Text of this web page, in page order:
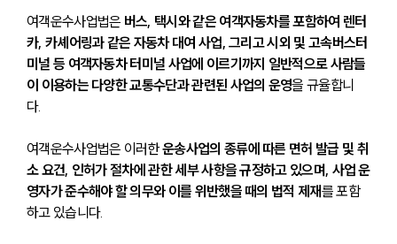
여객운수사업법은 버스, 택시와 같은 여객자동차를 포함하여 렌터
카, 카셰어링과 같은 자동차 대여 사업, 그리고 시외 및 고속버스터
미널 등 여객자동차 터미널 사업에 이르기까지 일반적으로 사람들
이 이용하는 다양한 교통수단과 관련된 사업의 운영을 규율합니
다.
여객운수사업법은 이러한 운송사업의 종류에 따른 면허 발급 및 취
소 요건, 인허가 절차에 관한 세부 사항을 규정하고 있으며, 사업 운
영자가 준수해야 할 의무와 이를 위반했을 때의 법적 제재를 포함
하고 있습니다.